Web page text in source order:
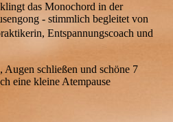
das Monochord in der
- stimmlich begleitet von
Entspannungscoach und
Augen schließen und schöne 7
eine kleine Atempause